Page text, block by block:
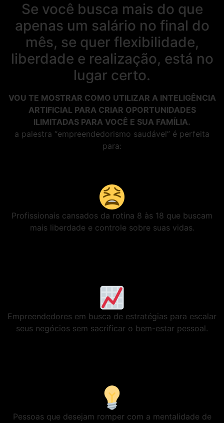
Se você busca mais do que
apenas um salário no final do
mês, se quer flexibilidade,
liberdade e realização, está no
lugar certo.
VOU TE MOSTRAR COMO UTILIZAR A INTELIGÊNCIA
ARTIFICIAL PARA CRIAR OPORTUNIDADES
ILIMITADAS PARA VOCÊ E SUA FAMÍLIA.
a palestra “empreendedorismo saudável” é perfeita
para:
Profissionais cansados da rotina 8 às 18 que buscam
mais liberdade e controle sobre suas vidas.
Empreendedores em busca de estratégias para escalar
seus negócios sem sacrificar o bem-estar pessoal.
Pessoas que desejam romper com a mentalidade de